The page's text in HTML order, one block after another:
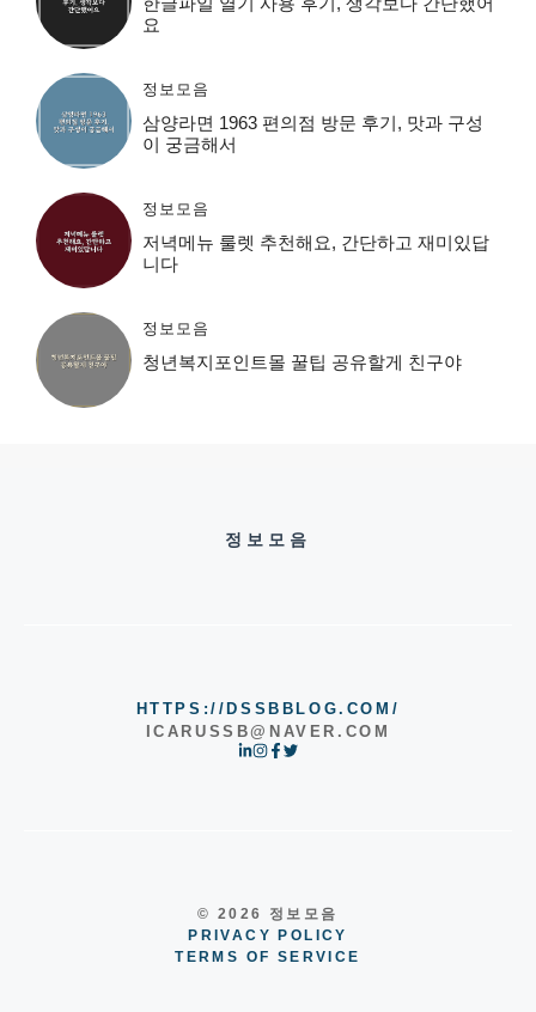
요
정보모음
삼양라면 1963 편의점 방문 후기, 맛과 구성
이 궁금해서
정보모음
저녁메뉴 룰렛 추천해요, 간단하고 재미있답
니다
정보모음
청년복지포인트몰 꿀팁 공유할게 친구야
정보모음
HTTPS://DSSBBLOG.COM/
ICARUSSB@NAVER.COM
© 2026 정보모음
PRIVACY POLICY
TERMS OF SERVICE